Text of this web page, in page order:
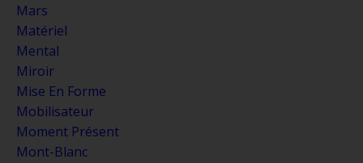
Mars
Matériel
Mental
Miroir
Mise En Forme
Mobilisateur
Moment Présent
Mont-Blanc